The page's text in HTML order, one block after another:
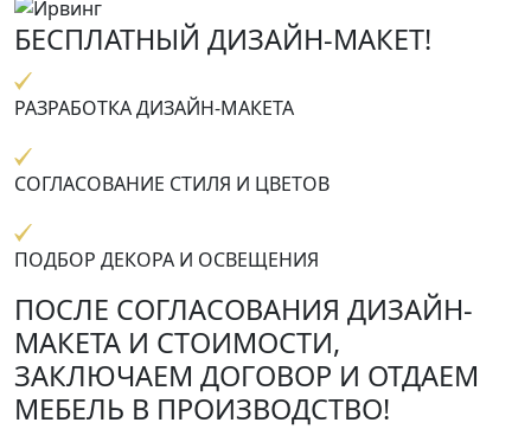
БЕСПЛАТНЫЙ ДИЗАЙН-МАКЕТ!
РАЗРАБОТКА ДИЗАЙН-МАКЕТА
СОГЛАСОВАНИЕ СТИЛЯ И ЦВЕТОВ
ПОДБОР ДЕКОРА И ОСВЕЩЕНИЯ
ПОСЛЕ СОГЛАСОВАНИЯ ДИЗАЙН-
МАКЕТА И СТОИМОСТИ,
ЗАКЛЮЧАЕМ ДОГОВОР И ОТДАЕМ
МЕБЕЛЬ В ПРОИЗВОДСТВО!